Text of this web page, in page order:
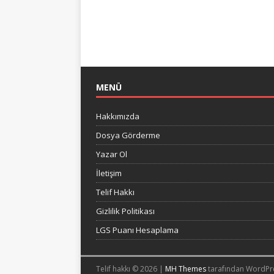
MENÜ
Hakkımızda
Dosya Görderme
Yazar Ol
İletişim
Telif Hakkı
Gizlilik Politikası
LGS Puanı Hesaplama
Telif hakkı © 2026 | MH Themestarafından